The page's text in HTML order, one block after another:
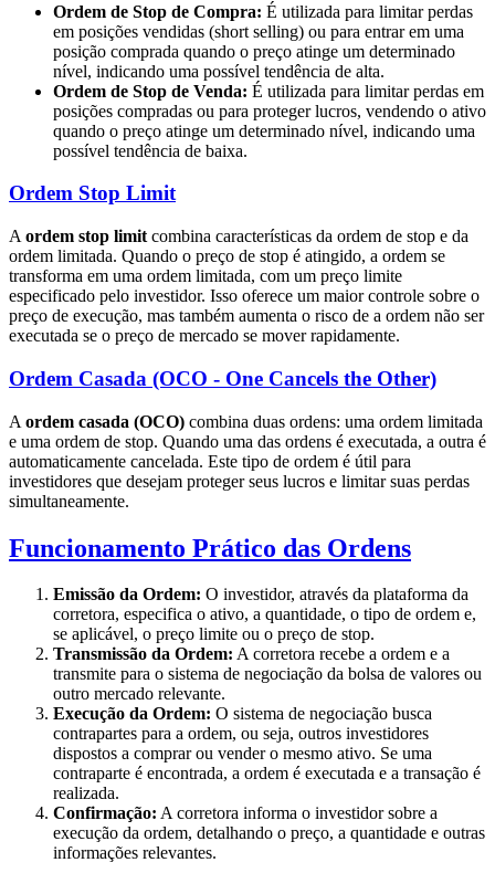
Ordem de Stop de Compra: É utilizada para limitar perdas
em posições vendidas (short selling) ou para entrar em uma
posição comprada quando o preço atinge um determinado
nível, indicando uma possível tendência de alta.
Ordem de Stop de Venda: É utilizada para limitar perdas em
posições compradas ou para proteger lucros, vendendo o ativo
quando o preço atinge um determinado nível, indicando uma
possível tendência de baixa.
Ordem Stop Limit
A ordem stop limit combina características da ordem de stop e da
ordem limitada. Quando o preço de stop é atingido, a ordem se
transforma em uma ordem limitada, com um preço limite
especificado pelo investidor. Isso oferece um maior controle sobre o
preço de execução, mas também aumenta o risco de a ordem não ser
executada se o preço de mercado se mover rapidamente.
Ordem Casada (OCO - One Cancels the Other)
A ordem casada (OCO) combina duas ordens: uma ordem limitada
e uma ordem de stop. Quando uma das ordens é executada, a outra é
automaticamente cancelada. Este tipo de ordem é útil para
investidores que desejam proteger seus lucros e limitar suas perdas
simultaneamente.
Funcionamento Prático das Ordens
Emissão da Ordem: O investidor, através da plataforma da
corretora, especifica o ativo, a quantidade, o tipo de ordem e,
se aplicável, o preço limite ou o preço de stop.
Transmissão da Ordem: A corretora recebe a ordem e a
transmite para o sistema de negociação da bolsa de valores ou
outro mercado relevante.
Execução da Ordem: O sistema de negociação busca
contrapartes para a ordem, ou seja, outros investidores
dispostos a comprar ou vender o mesmo ativo. Se uma
contraparte é encontrada, a ordem é executada e a transação é
realizada.
Confirmação: A corretora informa o investidor sobre a
execução da ordem, detalhando o preço, a quantidade e outras
informações relevantes.